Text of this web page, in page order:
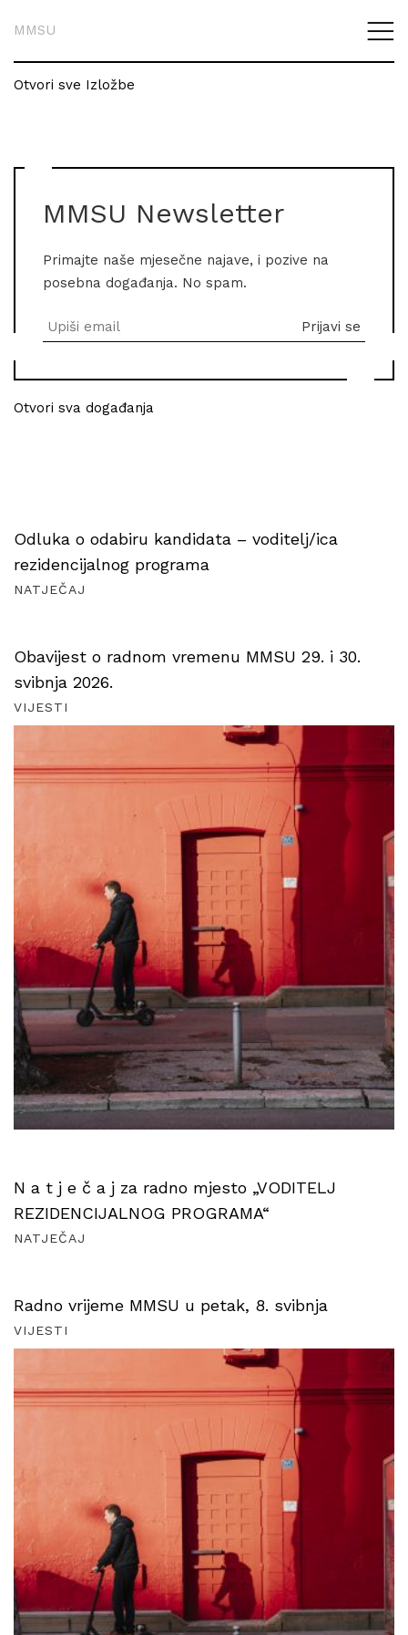
MMSU
Otvori sve Izložbe
MMSU Newsletter
Primajte naše mjesečne najave, i pozive na
posebna događanja. No spam.
Otvori sva događanja
Odluka o odabiru kandidata – voditelj/ica
rezidencijalnog programa
NATJEČAJ
Obavijest o radnom vremenu MMSU 29. i 30.
svibnja 2026.
VIJESTI
N a t j e č a j za radno mjesto „VODITELJ
REZIDENCIJALNOG PROGRAMA“
NATJEČAJ
Radno vrijeme MMSU u petak, 8. svibnja
VIJESTI